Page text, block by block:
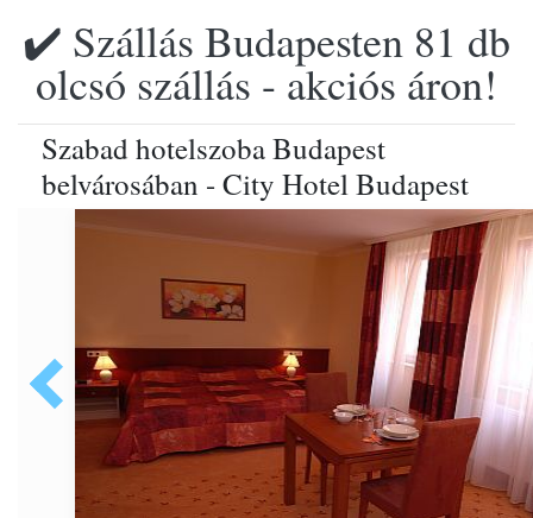
✔️ Szállás Budapesten 81 db
olcsó szállás - akciós áron!
Szabad hotelszoba Budapest
belvárosában - City Hotel Budapest